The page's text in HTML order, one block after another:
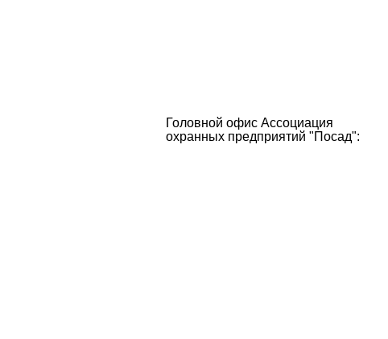
Головной офис Ассоциация
охранных предприятий "Посад":